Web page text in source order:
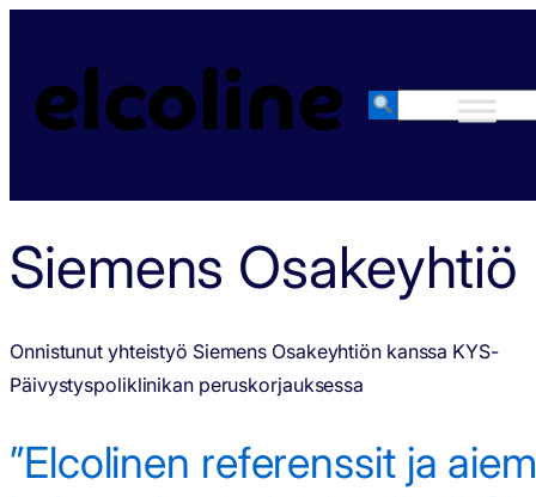
Siemens Osakeyhtiö
Onnistunut yhteistyö Siemens Osakeyhtiön kanssa KYS-
Päivystyspoliklinikan peruskorjauksessa
”Elcolinen referenssit ja